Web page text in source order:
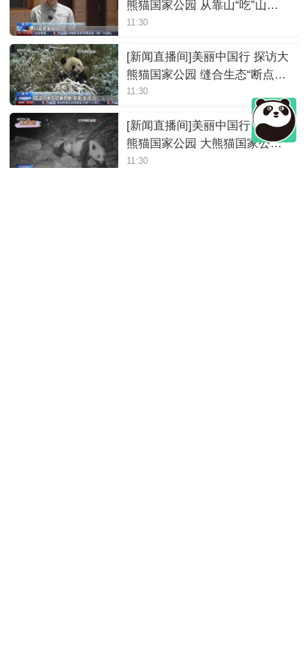
熊猫国家公园 从靠山“吃”山到
护山共享 拓展乡村新业态
11:30
[新闻直播间]美丽中国行 探访大
熊猫国家公园 缝合生态“断点”
泥巴山上架起“熊猫走廊”
11:30
[新闻直播间]美丽中国行 探访大
熊猫国家公园 大熊猫国家公
园：七条生态走廊 万物共生
11:30